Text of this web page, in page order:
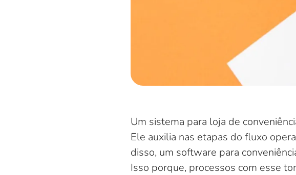
Um sistema para loja de
Ele auxilia nas etapas do fluxo
disso, um software para
Isso porque, processos com esse